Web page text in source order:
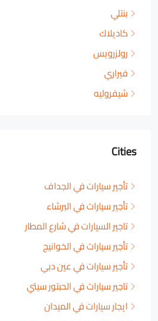
بنتلي
كاديلاك
رولزرويس
فيراري
شيفروليه
Cities
تأجير سيارات في الجداف
تأجير سيارات في البرشاء
تاجير السيارات في شارع المطار
تأجير سيارات في الخوانيج
تأجير سيارات في عين دبي
تاجير سيارات في الحبتور سيتي
ايجار سيارات في الميدان